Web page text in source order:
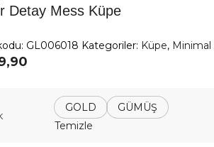
Detay Mess Küpe
GL006018 Kategoriler: Küpe,
GOLD
GÜMÜŞ
Temizle